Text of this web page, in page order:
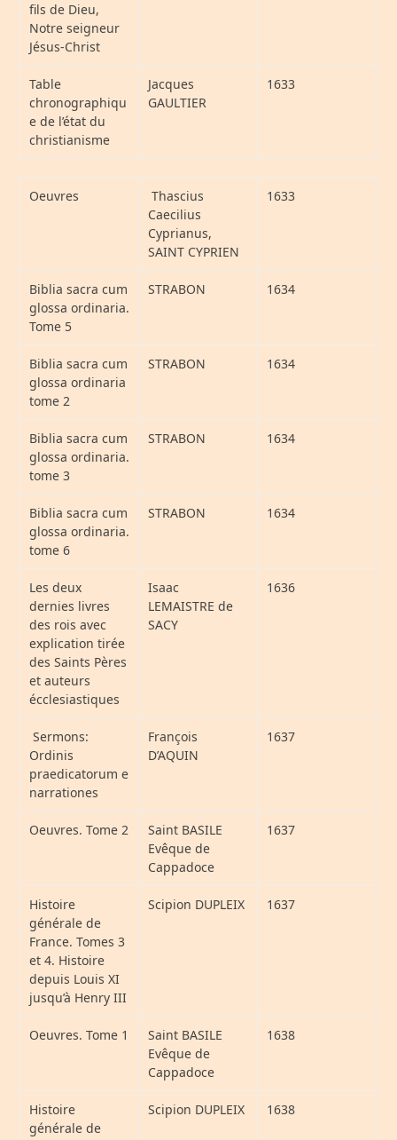
fils de Dieu,
Notre seigneur
Jésus-Christ
Table
chronographiqu
e de l’état du
christianisme
Jacques
GAULTIER
1633
Oeuvres
Thascius
Caecilius
Cyprianus,
SAINT CYPRIEN
1633
Biblia sacra cum
glossa ordinaria.
Tome 5
STRABON 1634
Biblia sacra cum
glossa ordinaria
tome 2
STRABON 1634
Biblia sacra cum
glossa ordinaria.
tome 3
STRABON 1634
Biblia sacra cum
glossa ordinaria.
tome 6
STRABON 1634
Les deux
dernies livres
des rois avec
explication tirée
des Saints Pères
et auteurs
écclesiastiques
Isaac
LEMAISTRE de
SACY
1636
Sermons:
Ordinis
praedicatorum e
narrationes
François
D’AQUIN
1637
Oeuvres. Tome 2
Saint BASILE
Evêque de
Cappadoce
1637
Histoire
générale de
France. Tomes 3
et 4. Histoire
depuis Louis XI
jusqu’à Henry III
Scipion DUPLEIX 1637
Oeuvres. Tome 1
Saint BASILE
Evêque de
Cappadoce
1638
Histoire
générale de
Scipion DUPLEIX 1638